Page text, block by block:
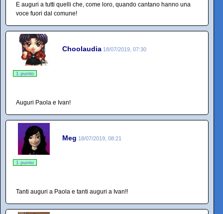
E auguri a tutti quelli che, come loro, quando cantano hanno una
voce fuori dal comune!
Choolaudia 18/07/2019, 07:30
1 punto
Auguri Paola e Ivan!
Meg 18/07/2019, 08:21
1 punto
Tanti auguri a Paola e tanti auguri a Ivan!!